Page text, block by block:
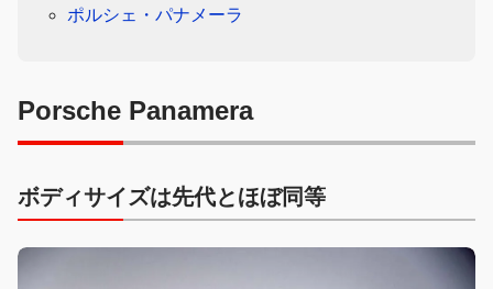
ポルシェ・パナメーラ
Porsche Panamera
ボディサイズは先代とほぼ同等